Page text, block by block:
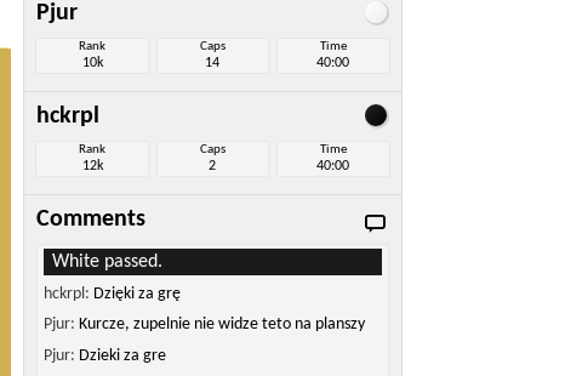
Pjur
Rank
10k
Caps
14
Time
40:00
hckrpl
Rank
12k
Caps
2
Time
40:00
Comments
White passed.
hckrpl: Dzięki za grę
Pjur: Kurcze, zupelnie nie widze teto na planszy
Pjur: Dzieki za gre